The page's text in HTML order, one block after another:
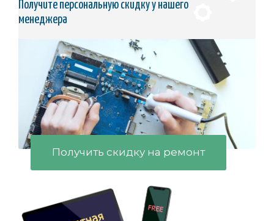
Получите персональную скидку у нашего
менеджера
Получить скидку на ремонт